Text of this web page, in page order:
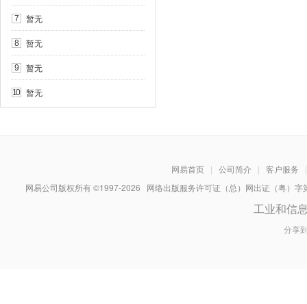
7 暂无
8 暂无
9 暂无
10 暂无
网易首页 | 公司简介 | 客户服务
|
网易公司版权所有 ©1997-2026 网络出版服务许可证（总）网出证（粤）
工业和信
分享